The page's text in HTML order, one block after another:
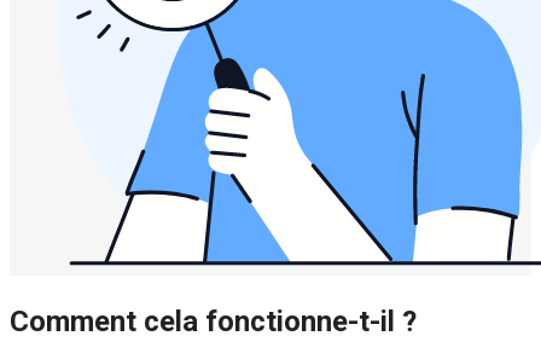
Comment cela fonctionne-t-il ?